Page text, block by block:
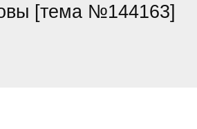
[тема №144163]